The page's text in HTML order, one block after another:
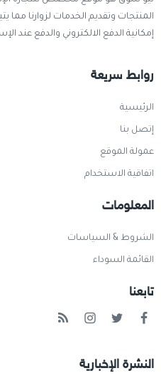
المنتجات وتقديم الخدمات لزوارنا
إمكانية الدفع الالكتروني والدفع عند
روابط سريعة
الرئيسية
إتصل بنا
عمولة الموقع
اتفاقية الاستخدام
المعلومات
الشروط & السياسات
القائمة السوداء
تابعنا
النشرة الإخبارية